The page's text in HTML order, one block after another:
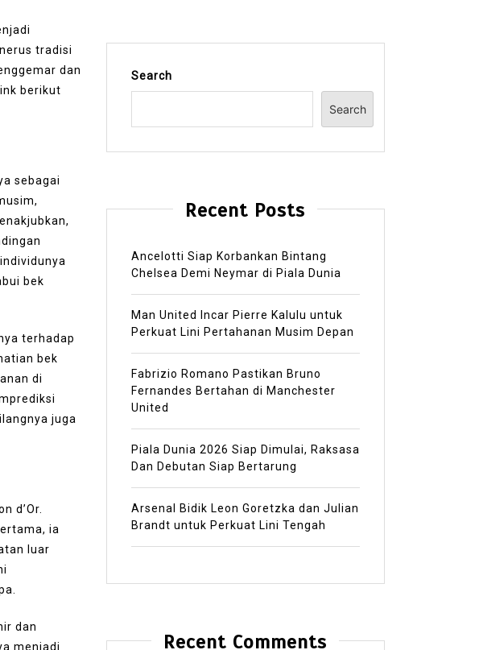
tradisi
dan
berikut
sebagai
bek
terhadap
bek
di
juga
d’Or.
ia
luar
dan
menjadi
Search
Search
Recent Posts
Ancelotti Siap Korbankan Bintang
Chelsea Demi Neymar di Piala Dunia
Man United Incar Pierre Kalulu untuk
Perkuat Lini Pertahanan Musim Depan
Fabrizio Romano Pastikan Bruno
Fernandes Bertahan di Manchester
United
Piala Dunia 2026 Siap Dimulai, Raksasa
Dan Debutan Siap Bertarung
Arsenal Bidik Leon Goretzka dan Julian
Brandt untuk Perkuat Lini Tengah
Recent Comments